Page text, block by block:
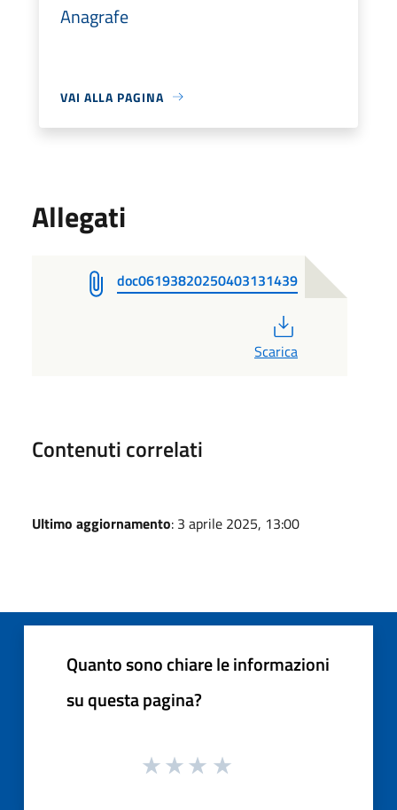
Anagrafe
VAI ALLA PAGINA
Allegati
doc06193820250403131439
Scarica
Contenuti correlati
Ultimo aggiornamento: 3 aprile 2025, 13:00
Quanto sono chiare le informazioni
su questa pagina?